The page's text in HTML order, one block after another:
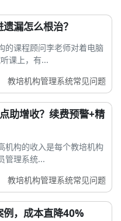
漏怎么根治？
的课程顾问李老师对着电脑
课上，有...
教培机构管理系统常见问题
助增收？续费预警+精
机构的收入是每个教培机构
管理系统...
教培机构管理系统常见问题
，成本直降40%